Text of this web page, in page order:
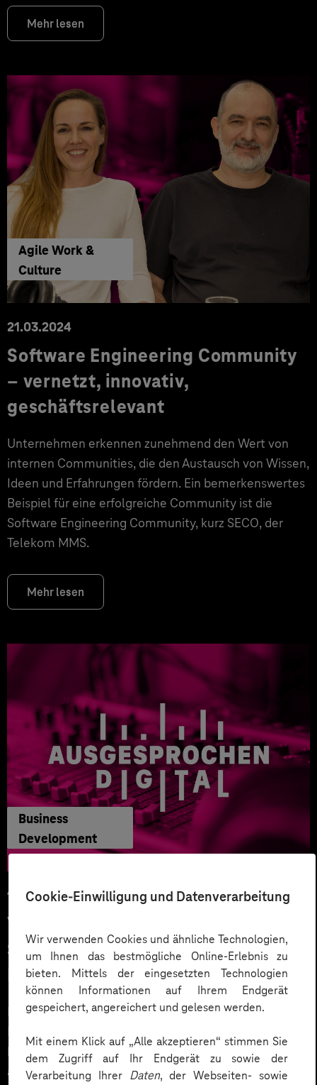
Cookie-Einwilligung und Datenverarbeitung
Wir verwenden Cookies und ähnliche Technologien,
um Ihnen das bestmögliche Online-Erlebnis zu
bieten. Mittels der eingesetzten Technologien
können Informationen auf Ihrem Endgerät
gespeichert, angereichert und gelesen werden.
Mit einem Klick auf „Alle akzeptieren“ stimmen Sie
dem Zugriff auf Ihr Endgerät zu sowie der
Verarbeitung Ihrer Daten, der Webseiten- sowie
Mehr lesen
Agile Work &
Culture
21.03.2024
Software Engineering Community
– vernetzt, innovativ,
geschäftsrelevant
Unternehmen erkennen zunehmend den Wert von
internen Communities, die den Austausch von Wissen,
Ideen und Erfahrungen fördern. Ein bemerkenswertes
Beispiel für eine erfolgreiche Community ist die
Software Engineering Community, kurz SECO, der
Telekom MMS.
Mehr lesen
Business
Development
18.12.2023
Vernetzt euch! Mit dem Smart
Systems Hub zukunftsfähige IoT-
Lösungen entwickeln
Ein Podcast über ein lebendiges Netzwerk und die
Förderung von Innovationen im IoT-Umfeld. Wie
können Industrieunternehmen ihre Marktposition
ausbauen und Innovationspotenziale ausschöpfen,